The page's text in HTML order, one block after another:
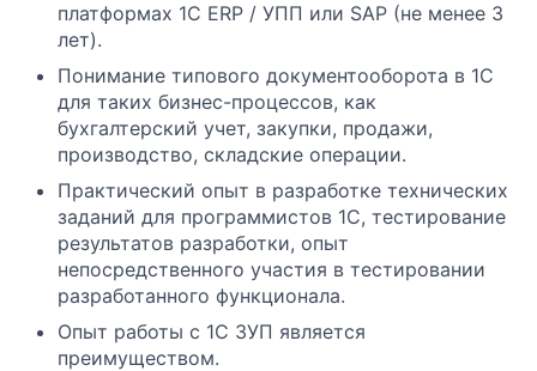
платформах 1С ERP / УПП или SAP (не менее 3
лет).
Понимание типового документооборота в 1С
для таких бизнес-процессов, как
бухгалтерский учет, закупки, продажи,
производство, складские операции.
Практический опыт в разработке технических
заданий для программистов 1С, тестирование
результатов разработки, опыт
непосредственного участия в тестировании
разработанного функционала.
Опыт работы с 1С ЗУП является
преимуществом.